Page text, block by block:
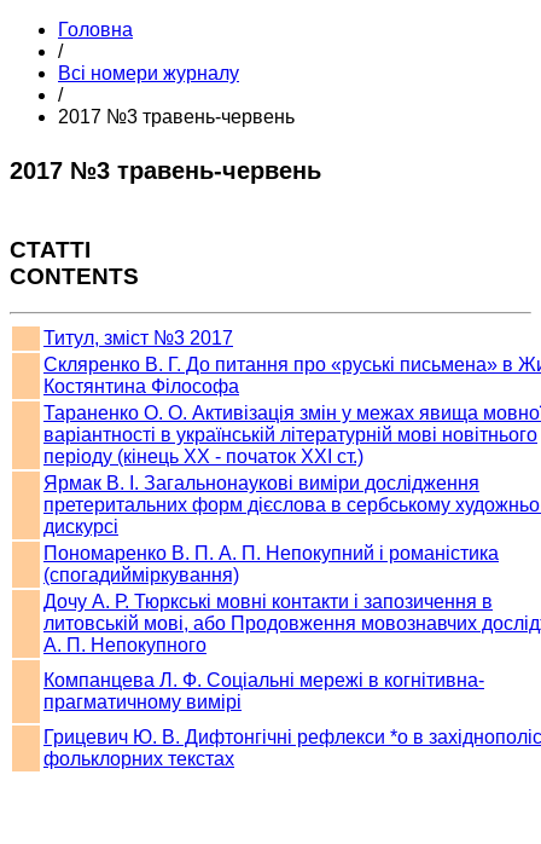
Головна
/
Всі номери журналу
/
2017 №3 травень-червень
2017 №3 травень-червень
СТАТТІ
CONTENTS
Титул, зміст №3 2017
Скляренко В. Г. До питання про «руські письмена» в
Костянтина Філософа
Тараненко О. О. Активізація змін у межах явища
варіантності в українській літературній мові новітнього
періоду (кінець ХХ - початок ХХІ ст.)
Ярмак В. І. Загальнонаукові виміри дослідження
претеритальних форм дієслова в сербському
дискурсі
Пономаренко В. П. А. П. Непокупний і романістика
(спогадийміркування)
Дочу А. Р. Тюркські мовні контакти і запозичення в
литовській мові, або Продовження мовознавчих
А. П. Непокупного
Компанцева Л. Ф. Соціальні мережі в когнітивна-
прагматичному вимірі
Грицевич Ю. В. Дифтонгічні рефлекси *о в
фольклорних текстах